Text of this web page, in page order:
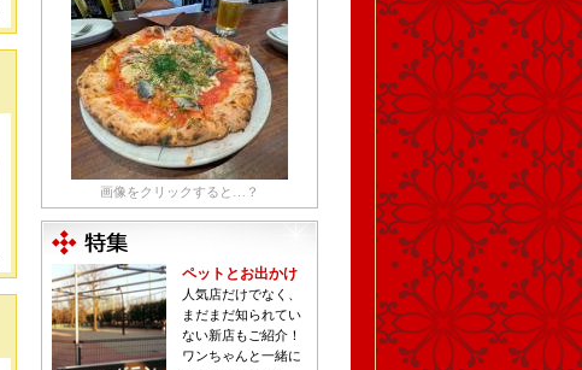
画像をクリックすると…？
ペットとお出かけ
人気店だけでなく、
まだまだ知られてい
ない新店もご紹介！
ワンちゃんと一緒に